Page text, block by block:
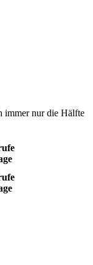
immer nur die Hälfte